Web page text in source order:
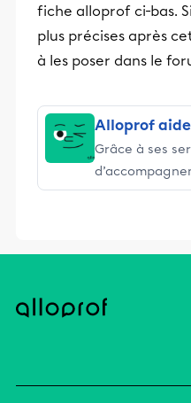
fiche alloprof ci-bas.
plus précises après
à les poser dans le
Alloprof
Grâce à ses
stimulants,